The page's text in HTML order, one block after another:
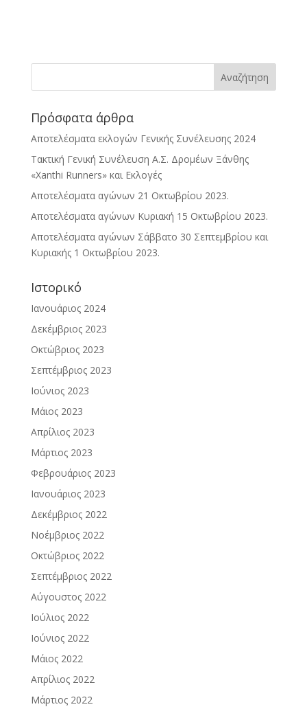
Πρόσφατα άρθρα
Αποτελέσματα εκλογών Γενικής Συνέλευσης 2024
Τακτική Γενική Συνέλευση Α.Σ. Δρομέων Ξάνθης
«Xanthi Runners» και Εκλογές
Αποτελέσματα αγώνων 21 Οκτωβρίου 2023.
Αποτελέσματα αγώνων Κυριακή 15 Οκτωβρίου 2023.
Αποτελέσματα αγώνων Σάββατο 30 Σεπτεμβρίου και
Κυριακής 1 Οκτωβρίου 2023.
Ιστορικό
Ιανουάριος 2024
Δεκέμβριος 2023
Οκτώβριος 2023
Σεπτέμβριος 2023
Ιούνιος 2023
Μάιος 2023
Απρίλιος 2023
Μάρτιος 2023
Φεβρουάριος 2023
Ιανουάριος 2023
Δεκέμβριος 2022
Νοέμβριος 2022
Οκτώβριος 2022
Σεπτέμβριος 2022
Αύγουστος 2022
Ιούλιος 2022
Ιούνιος 2022
Μάιος 2022
Απρίλιος 2022
Μάρτιος 2022